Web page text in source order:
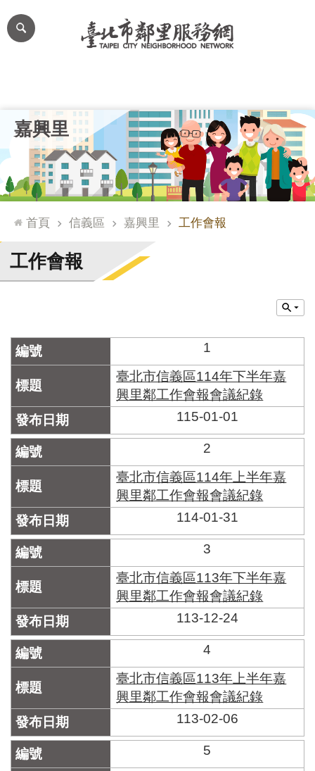
跳到主要內容區塊
網
站
台
通
臺
北
市
門
牌
合
索
系
統
化
文
化
資
產
臺
市
區
里
界
北
市
鄰
長
嘉興里
首頁 信義區 嘉興里 工作會報
工作會報
1
臺北市信義區114年下半年嘉
興里鄰工作會報會議紀錄
115-01-01
2
臺北市信義區114年上半年嘉
興里鄰工作會報會議紀錄
114-01-31
3
臺北市信義區113年下半年嘉
興里鄰工作會報會議紀錄
113-12-24
4
臺北市信義區113年上半年嘉
興里鄰工作會報會議紀錄
113-02-06
5